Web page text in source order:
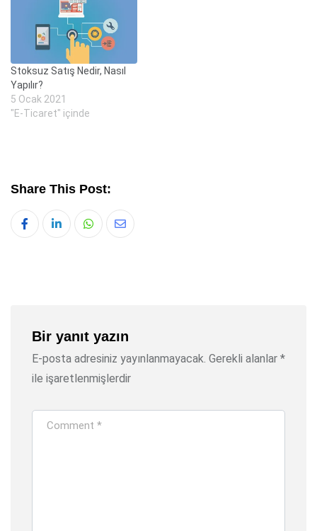
Stoksuz Satış Nedir, Nasıl
Yapılır?
5 Ocak 2021
"E-Ticaret" içinde
Share This Post:
Whatsapp
Share
Bir yanıt yazın
E-posta adresiniz yayınlanmayacak. Gerekli alanlar *
ile işaretlenmişlerdir